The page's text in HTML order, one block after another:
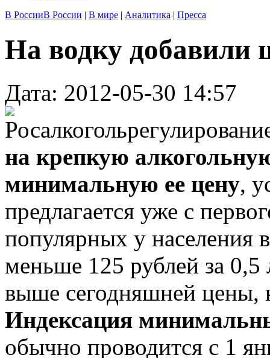
В РоссииВ России | В мире | Аналитика | Пресса
На водку добавили
Дата: 2012-05-30 14:57
на крепкую
минимальную ее цену,
предлагается уже с
популярных у населения
меньше 125 рублей за 0,5
выше сегодняшней цены,
Индексация
обычно проводится с 1